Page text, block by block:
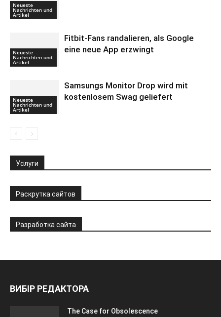
Neueste
Nachrichten und
Artikel
Neueste
Nachrichten und
Artikel
Fitbit-Fans randalieren, als Google
eine neue App erzwingt
Neueste
Nachrichten und
Artikel
Samsungs Monitor Drop wird mit
kostenlosem Swag geliefert
Услуги
Раскрутка сайтов
Разработка сайта
ВИБІР РЕДАКТОРА
The Case for Obsolescence